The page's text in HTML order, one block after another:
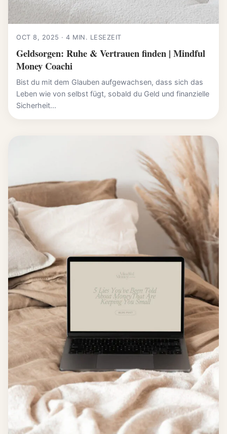
OCT 8, 2025 · 4 MIN. LESEZEIT
Geldsorgen: Ruhe & Vertrauen finden | Mindful
Money Coachi
Bist du mit dem Glauben aufgewachsen, dass sich das
Leben wie von selbst fügt, sobald du Geld und finanzielle
Sicherheit...